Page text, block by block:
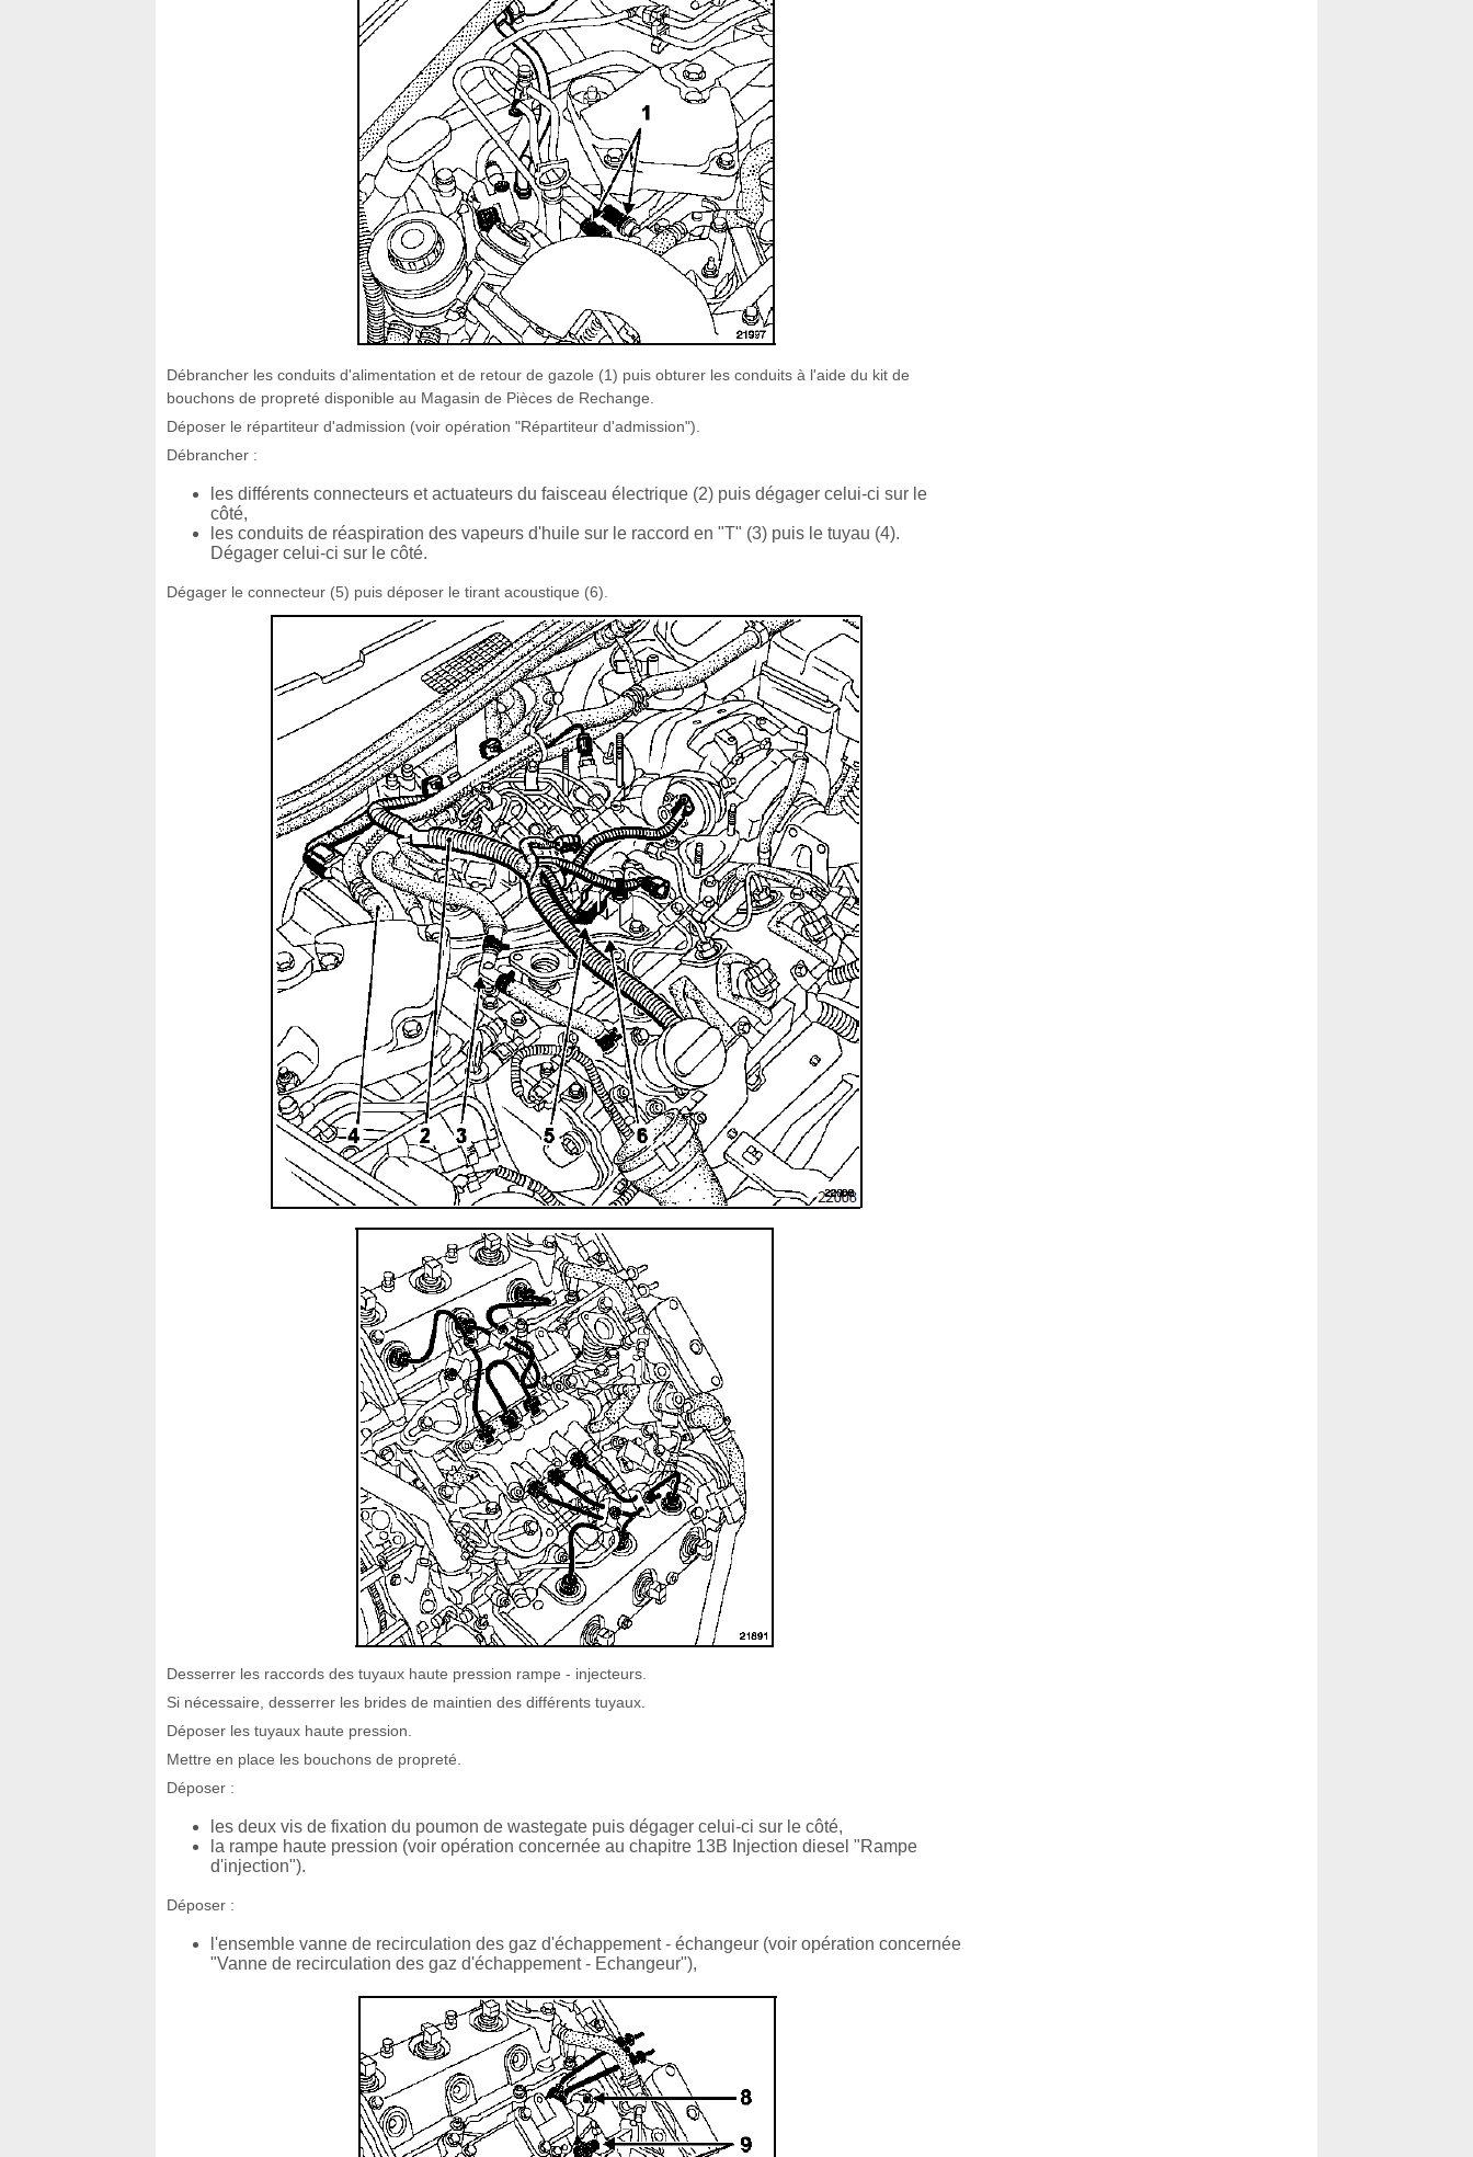
Débrancher les conduits d'alimentation et de retour de gazole (1) puis obturer les conduits à l'aide du kit de
bouchons de propreté disponible au Magasin de Pièces de Rechange.
Déposer le répartiteur d'admission (voir opération "Répartiteur d'admission").
Débrancher :
les différents connecteurs et actuateurs du faisceau électrique (2) puis dégager celui-ci sur le
côté,
les conduits de réaspiration des vapeurs d'huile sur le raccord en "T" (3) puis le tuyau (4).
Dégager celui-ci sur le côté.
Dégager le connecteur (5) puis déposer le tirant acoustique (6).
Desserrer les raccords des tuyaux haute pression rampe - injecteurs.
Si nécessaire, desserrer les brides de maintien des différents tuyaux.
Déposer les tuyaux haute pression.
Mettre en place les bouchons de propreté.
Déposer :
les deux vis de fixation du poumon de wastegate puis dégager celui-ci sur le côté,
la rampe haute pression (voir opération concernée au chapitre 13B Injection diesel "Rampe
d'injection").
Déposer :
l'ensemble vanne de recirculation des gaz d'échappement - échangeur (voir opération concernée
"Vanne de recirculation des gaz d'échappement - Echangeur"),